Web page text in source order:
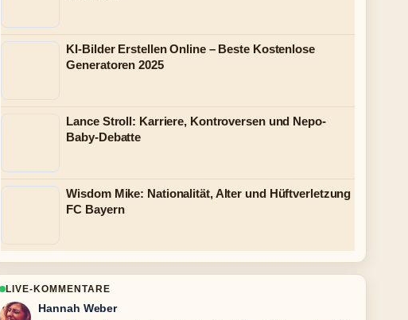
KI-Bilder Erstellen Online – Beste Kostenlose
Generatoren 2025
Lance Stroll: Karriere, Kontroversen und Nepo-
Baby-Debatte
Wisdom Mike: Nationalität, Alter und Hüftverletzung
FC Bayern
LIVE-KOMMENTARE
Hannah Weber